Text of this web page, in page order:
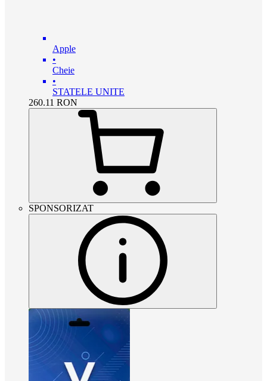
Apple
•
Cheie
•
STATELE UNITE
260.11 RON
SPONSORIZAT